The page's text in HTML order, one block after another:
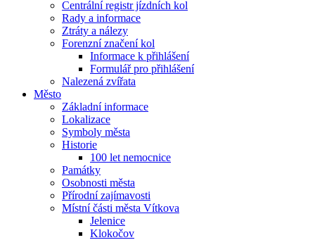
Centrální registr jízdních kol
Rady a informace
Ztráty a nálezy
Forenzní značení kol
Informace k přihlášení
Formulář pro přihlášení
Nalezená zvířata
Město
Základní informace
Lokalizace
Symboly města
Historie
100 let nemocnice
Památky
Osobnosti města
Přírodní zajímavosti
Místní části města Vítkova
Jelenice
Klokočov